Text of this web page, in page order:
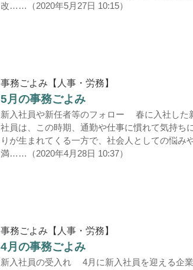
改……（2020年5月27日 10:15）
事務ごよみ【人事・労務】
5月の事務ごよみ
新入社員や新任者等のフォロー 春に入社した
社員は、この時期、通勤や仕事に慣れて気持ち
りが生まれてくる一方で、社会人としての悩み
満……（2020年4月28日 10:37）
事務ごよみ【人事・労務】
4月の事務ごよみ
新入社員の受入れ 4月に新入社員を迎える企業